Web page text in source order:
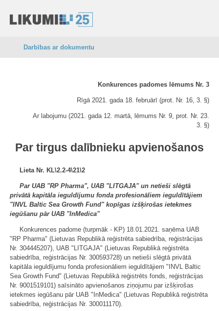
Darbības ar dokumentu
Konkurences padomes lēmums Nr. 3
Rīgā 2021. gada 18. februārī (prot. Nr. 16, 3. §)
Ar labojumu (2021. gada 12. martā, lēmums Nr. 9, prot. Nr. 23.
3. §)
Par tirgus dalībnieku apvienošanos
Lieta Nr. KL\2.2-4\21\2
Par UAB "RP Pharma", UAB "LITGAJA" un netieši slēgtā
privātā kapitāla ieguldījumu fonda profesionāliem ieguldītājiem
"INVL Baltic Sea Growth Fund" kopīgas izšķirošas ietekmes
iegūšanu pār UAB "InMedica"
Konkurences padome (turpmāk - KP) 18.01.2021. saņēma UAB
"RP Pharma" (Lietuvas Republikā reģistrēta sabiedrība, reģistrācijas
Nr. 304445207), UAB "LITGAJA" (Lietuvas Republikā reģistrēta
sabiedrība, reģistrācijas Nr. 300593728) un netieši slēgtā privātā
kapitāla ieguldījumu fonda profesionāliem ieguldītājiem "INVL Baltic
Sea Growth Fund" (Lietuvas Republikā reģistrēts fonds, reģistrācijas
Nr. 9001519101) saīsināto apvienošanos ziņojumu par izšķirošas
ietekmes iegūšanu pār UAB "InMedica" (Lietuvas Republikā reģistrēta
sabiedrība, reģistrācijas Nr. 300011170).